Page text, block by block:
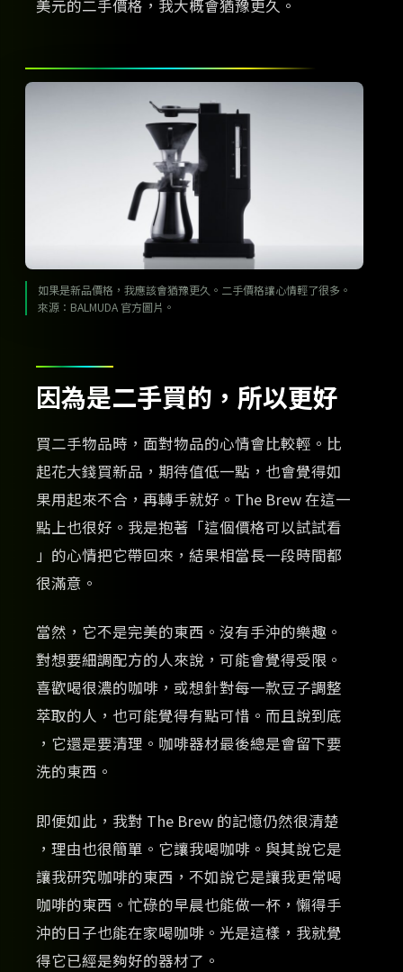
美元的二手價格，我大概會猶豫更久。
如果是新品價格，我應該會猶豫更久。二手價格讓心情輕了很多。
來源：BALMUDA 官方圖片。
因為是二手買的，所以更好
買二手物品時，面對物品的心情會比較輕。比
起花大錢買新品，期待值低一點，也會覺得如
果用起來不合，再轉手就好。The Brew 在這一
點上也很好。我是抱著「這個價格可以試試看
」的心情把它帶回來，結果相當長一段時間都
很滿意。
當然，它不是完美的東西。沒有手沖的樂趣。
對想要細調配方的人來說，可能會覺得受限。
喜歡喝很濃的咖啡，或想針對每一款豆子調整
萃取的人，也可能覺得有點可惜。而且說到底
，它還是要清理。咖啡器材最後總是會留下要
洗的東西。
即便如此，我對 The Brew 的記憶仍然很清楚
，理由也很簡單。它讓我喝咖啡。與其說它是
讓我研究咖啡的東西，不如說它是讓我更常喝
咖啡的東西。忙碌的早晨也能做一杯，懶得手
沖的日子也能在家喝咖啡。光是這樣，我就覺
得它已經是夠好的器材了。